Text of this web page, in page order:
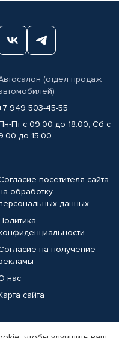
(отдел продаж
949 503-45-55
Пт с 09.00 до 18.00, Сб с
до 15.00
посетителя сайта
обработку
данных
на получение
нас
сайта